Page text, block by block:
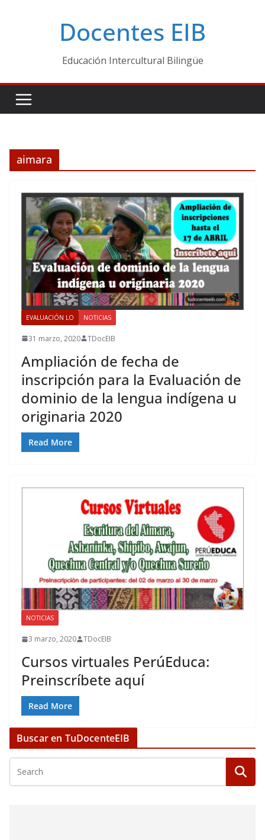
Docentes EIB
Educación Intercultural Bilingüe
aimara
EVALUACIÓN LO NOTICIAS
31 marzo, 2020 TDocEIB
Ampliación de fecha de
inscripción para la Evaluación de
dominio de la lengua indígena u
originaria 2020
Read More
NOTICIAS
3 marzo, 2020 TDocEIB
Cursos virtuales PerúEduca:
Preinscríbete aquí
Read More
Buscar en TuDocenteEIB